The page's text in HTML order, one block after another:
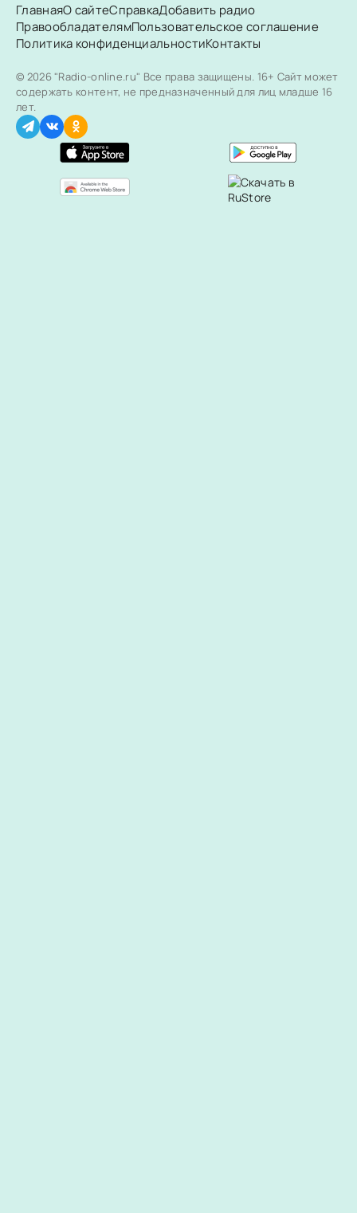
ГлавнаяО сайтеСправкаДобавить радио
ПравообладателямПользовательское соглашение
Политика конфиденциальностиКонтакты
© 2026 "Radio-online.ru" Все права защищены. 16+ Сайт может
содержать контент, не предназначенный для лиц младше 16
лет.